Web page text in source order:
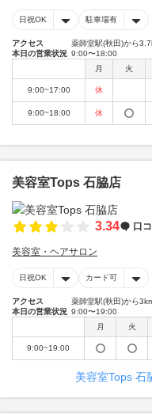
日祝OK 駐車場有
アクセス
薬師堂駅(秋田)から
本日の営業状況 9:00〜18:00
月
火
9:00~17:00 休
9:00~18:00 休
美容室Tops 石脇店
3.34 口
美容室・ヘアサロン
日祝OK カード可
アクセス
薬師堂駅(秋田)から
本日の営業状況 9:00〜19:00
月
火
9:00~19:00
美容室Tops 石